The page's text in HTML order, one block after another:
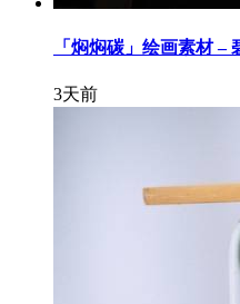
「焖焖碳」绘画素材 –
3天前